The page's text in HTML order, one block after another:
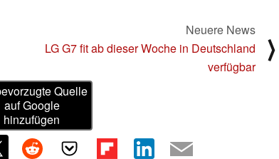
Neuere News
LG G7 fit ab dieser Woche in Deutschland
verfügbar
⟩
Quelle
auf Google
hinzufügen